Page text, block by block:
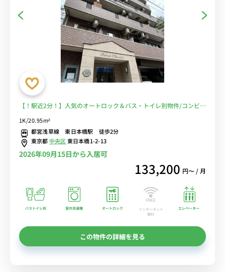
【！駅近2分！】人気のオートロック＆バス・トイレ別物件/コンビニ
至近で生活しやすい/【角部屋】■選べるWi-Fi格安レンタル中！
1K/20.95m²
都営浅草線 東日本橋駅 徒歩2分
東京都 中央区東日本橋1-2-13
2026年09月15日から入居可
133,200 円〜 / 月
バストイレ別 室内洗濯機 オートロック
インターネット
無料
エレベーター
この物件の詳細を見る